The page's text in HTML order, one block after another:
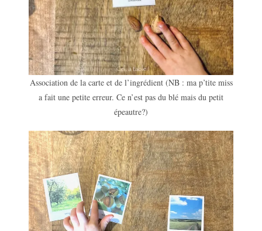
Association de la carte et de l’ingrédient (NB : ma p’tite miss
a fait une petite erreur. Ce n’est pas du blé mais du petit
épeautre?)